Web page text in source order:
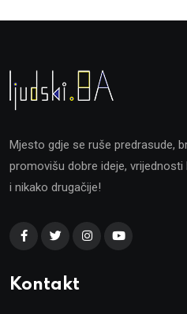
Mjesto gdje se ruše predrasude,
promovišu dobre ideje,
i nikako drugačije!
Kontakt